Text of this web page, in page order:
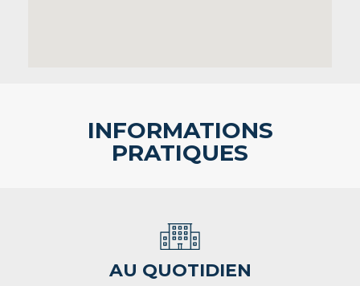
INFORMATIONS
PRATIQUES
AU QUOTIDIEN